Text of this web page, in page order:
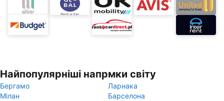
Найпопулярніші напрмки світу
Бергамо
Ларнака
Мілан
Барселона